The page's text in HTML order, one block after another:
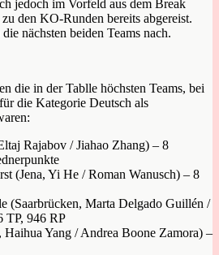
jedoch im Vorfeld aus dem Break
den KO-Runden bereits abgereist.
nächsten beiden Teams nach.
die in der Tablle höchsten Teams, bei
die Kategorie Deutsch als
Rajabov / Jiahao Zhang) – 8
(Jena, Yi He / Roman Wanusch) – 8
(Saarbrücken, Marta Delgado Guillén /
TP, 946 RP
Yang / Andrea Boone Zamora) –